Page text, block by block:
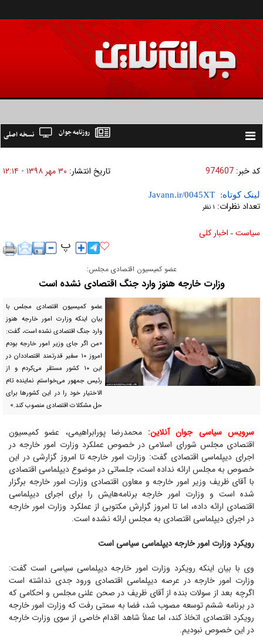
Toggle
نسخه اصلی روزنامه جوان
کد خبر: 974607 تاریخ انتشار: ۳۰ مهر ۱۳۹۸ - ۱۲:۱۴
لینک کوتاه:
تعداد نظرات: ۱ نظر
سیاست » اخبار کلی
عضو کمیسیون اقتصادی مجلس:
وزارت خارجه هنوز وارد جنگ اقتصادی نشده است
عضو کمیسیون اقتصادی مجلس با
بیان اینکه وزارت امور خارجه هنوز
وارد جنگ اقتصادی نشده است، گفت:
«من اگر جای وزیر امور خارجه بودم
امروز ۱۰ سفیر قدرتمند اقتصاددان در
این ۱۰ کشور مستقر می‌کردم و از
رئیس جمهور می‌خواستم نماینده تام
الاختیار خود را در این کشور‌ها برای
حل مشکلات اقتصادی منصوب کند.»
سرویس سیاسی جوان آنلاین: محمدرضا پورابراهیمی، عضو کمیسیون
اقتصادی مجلس شورای اسلامی در خصوص عملکرد وزارت امور خارجه در
اجرای دیپلماسی اقتصادی گفت: وزارت امور خارجه تا امروز گزارشی در این
خصوص به مجلس ارائه نداده است، جلساتی در موضوع دیپلماسی اقتصادی
با آقای ظریف وزیر امور خارجه و معاون اقتصادی وزارت امور خارجه برگزار
شده است و وزارت امور خارجه برنامه‌هایش را برای اجرای دیپلماسی
اقتصادی ارائه داده، اما تا امروز گزارش مکتوبی از عملکرد وزارت امور خارجه
در اجرای دیپلماسی اقتصادی به مجلس ارائه نشده است.
رویکرد وزارت امور خارجه دیپلماسی سیاسی است
وی با بیان اینکه رویکرد وزارت امور خارجه دیپلماسی سیاسی است گفت:
وزارت امور خارجه در عرصه دیپلماسی اقتصادی ورود جدی نداشته است
اگرچه بعد از سولات بنده از آقای ظریف در صحن علنی مجلس و احکامی که
در برنامه ششم توسعه مصوب شد، فضا به سمتی رفت که وزارت امور خارجه
رویکرد اقتصادی اتخاذ کند، اما عملاً شاهد اقدام خاصی از سوی وزارت خارجه
در این خصوص نبودیم.